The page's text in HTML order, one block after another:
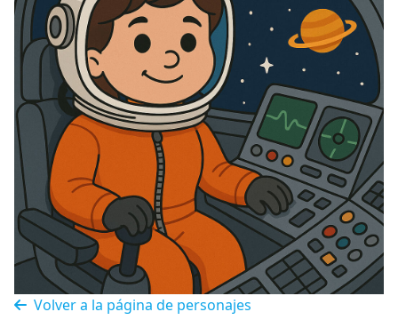
Vídeos de ajedrez
Minijuegos de ajedrez
Recursos de ajedrez
Juega al ajedrez
Personajes
Iniciar sesión
Volver a la página de personajes